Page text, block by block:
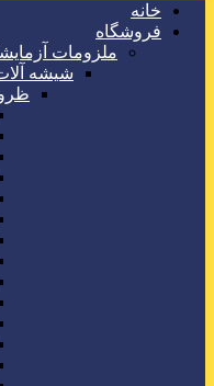
خانه
فروشگاه
ملزومات
شیشه